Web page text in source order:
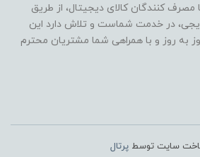
مصرف کنندگان کالای دیجیتال، از طریق
دیجی، در خدمت شماست و تلاش دارد این
به روز و با همراهی شما مشتریان محترم
سایت توسطپرتال